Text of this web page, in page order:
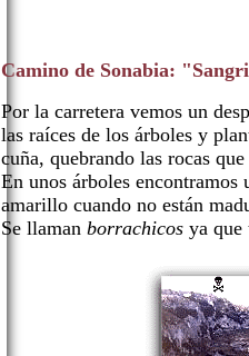
Camino de Sonabia:
Por la carretera vemos un
las raíces de los árboles y
cuña, quebrando las rocas
En unos árboles
amarillo cuando no están
Se llaman borrachicos ya que